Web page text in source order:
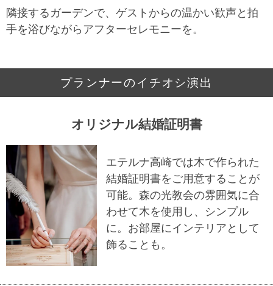
隣接するガーデンで、ゲストからの温かい歓声と拍
手を浴びながらアフターセレモニーを。ㅤㅤㅤㅤㅤㅤㅤㅤㅤㅤㅤㅤㅤㅤㅤㅤㅤㅤㅤㅤㅤㅤㅤㅤ
プランナーのイチオシ演出
オリジナル結婚証明書ㅤㅤㅤㅤㅤㅤ
エテルナ高崎では木で作られた
結婚証明書をご用意することが
可能。森の光教会の雰囲気に合
わせて木を使用し、シンプル
に。お部屋にインテリアとして
飾ることも。ㅤㅤㅤㅤㅤㅤㅤㅤㅤㅤㅤㅤㅤㅤㅤㅤㅤㅤㅤㅤㅤㅤㅤㅤㅤㅤㅤㅤㅤㅤㅤㅤㅤㅤㅤㅤㅤㅤㅤㅤㅤㅤ